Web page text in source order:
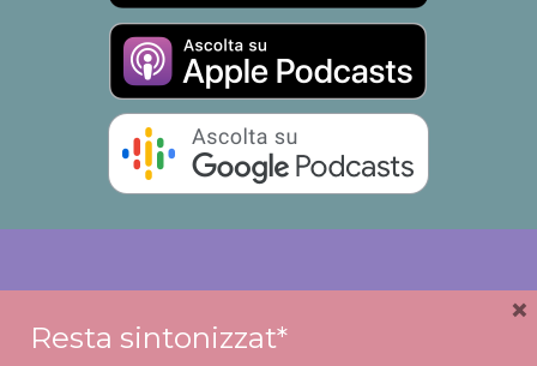
Resta sintonizzat*
×